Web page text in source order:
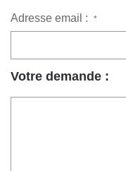
Adresse email : *
Votre demande :